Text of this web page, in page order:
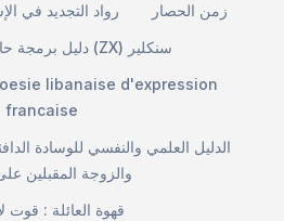
رواد التجديد في الإسلام :
زمن الحصار
دليل برمجة حاسب سبكتروم (ZX) سنكلير
libanaise d'expression
francaise
الدليل العلمي والنفسي للوسادة
والزوجة المقبلين
قهوة العائلة : قوت